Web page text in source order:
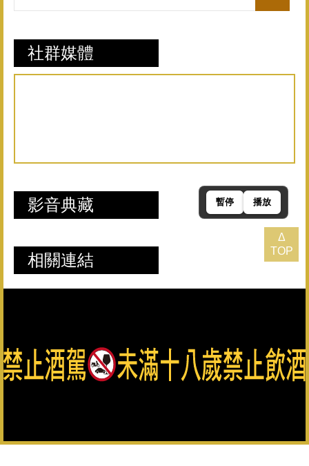
Δ
TOP
社群媒體
影音典藏 暫停 播放
相關連結
金門酒廠實業股份有限公司版權所有 Copyright © Kinmen
Kaoliang Liquor Inc. All Rights Reserved.